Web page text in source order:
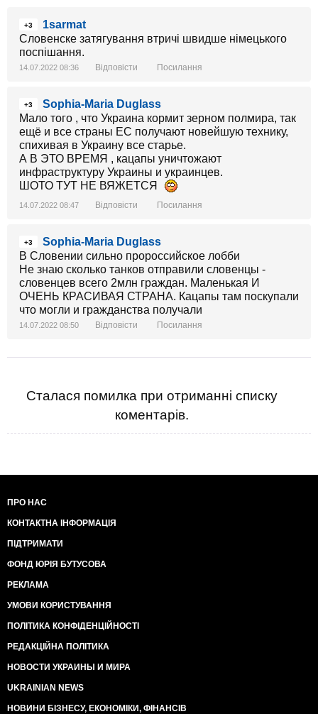
+3
1sarmat
Словенске затягування втричі швидше німецького
поспішання.
14.07.2022 08:36 Відповісти Посилання
+3
Sophia-Maria Duglass
Мало того , что Украина кормит зерном полмира, так
ещё и все страны ЕС получают новейшую технику,
спихивая в Украину все старье.
А В ЭТО ВРЕМЯ , кацапы уничтожают
инфраструктуру Украины и украинцев.
ШОТО ТУТ НЕ ВЯЖЕТСЯ
14.07.2022 08:47 Відповісти Посилання
+3
Sophia-Maria Duglass
В Словении сильно пророссийское лобби
Не знаю сколько танков отправили словенцы -
словенцев всего 2млн граждан. Маленькая И
ОЧЕНЬ КРАСИВАЯ СТРАНА. Кацапы там поскупали
что могли и гражданства получали
14.07.2022 08:50 Відповісти Посилання
Сталася помилка при отриманні списку
коментарів.
ПРО НАС
КОНТАКТНА ІНФОРМАЦІЯ
ПІДТРИМАТИ
ФОНД ЮРІЯ БУТУСОВА
РЕКЛАМА
УМОВИ КОРИСТУВАННЯ
ПОЛІТИКА КОНФІДЕНЦІЙНОСТІ
РЕДАКЦІЙНА ПОЛІТИКА
НОВОСТИ УКРАИНЫ И МИРА
UKRAINIAN NEWS
НОВИНИ БІЗНЕСУ, ЕКОНОМІКИ, ФІНАНСІВ